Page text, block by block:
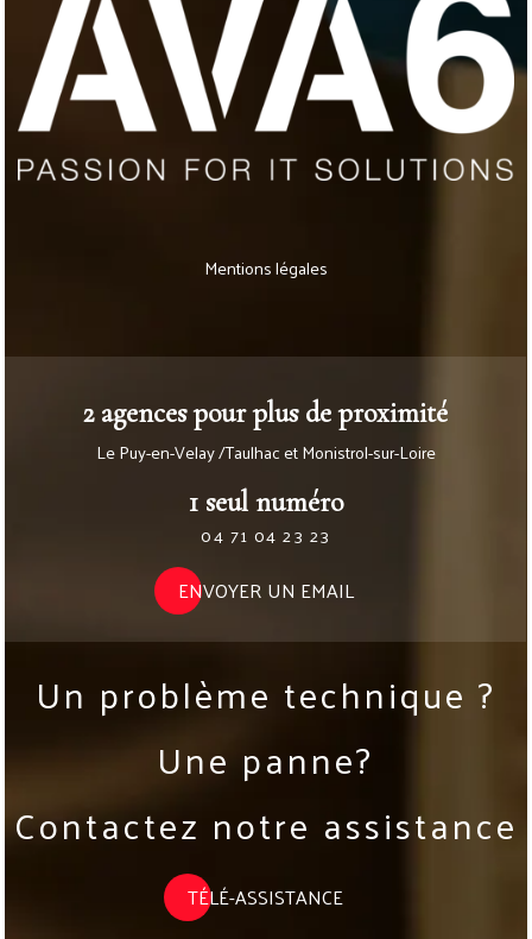
Mentions légales
2 agences pour plus de proximité
Le Puy-en-Velay /Taulhac et Monistrol-sur-Loire
1 seul numéro
04 71 04 23 23
ENVOYER UN EMAIL
Un problème technique ?
Une panne?
Contactez notre assistance
TÉLÉ-ASSISTANCE